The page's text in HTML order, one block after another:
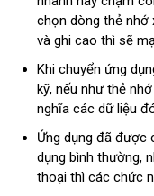
chọn dòng thẻ
và ghi cao thì sẽ
Khi chuyển ứng
kỹ, nếu như thẻ
nghĩa các dữ liệu
Ứng dụng đã được
dụng bình thường,
thoại thì các chức